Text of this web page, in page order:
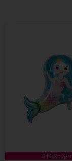
מקט: 54059